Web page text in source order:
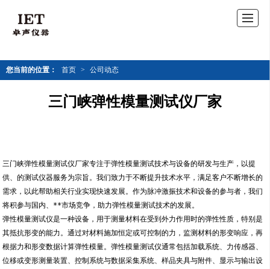
您当前的位置： 首页 > 公司动态
三门峡弹性模量测试仪厂家
三门峡弹性模量测试仪厂家专注于弹性模量测试技术与设备的研发与生产，以提
供、的测试仪器服务为宗旨。我们致力于不断提升技术水平，满足客户不断增长的
需求，以此帮助相关行业实现快速发展。作为脉冲激振技术和设备的参与者，我们
将积参与国内、**市场竞争，助力弹性模量测试技术的发展。
弹性模量测试仪是一种设备，用于测量材料在受到外力作用时的弹性性质，特别是
其抵抗形变的能力。通过对材料施加恒定或可控制的力，监测材料的形变响应，再
根据力和形变数据计算弹性模量。弹性模量测试仪通常包括加载系统、力传感器、
位移或变形测量装置、控制系统与数据采集系统、样品夹具与附件、显示与输出设